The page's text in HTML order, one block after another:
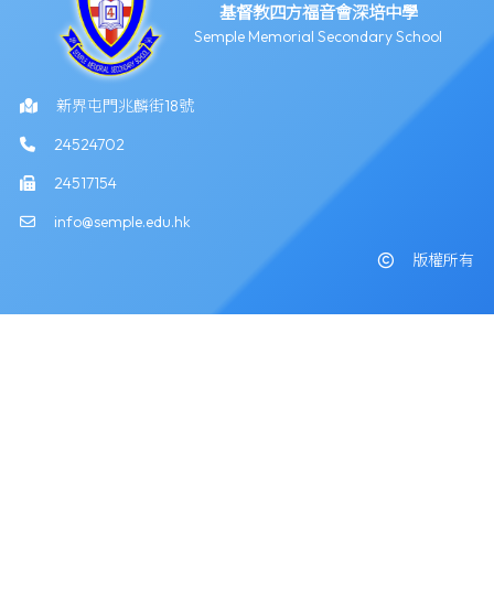
基督教四方福音會深培中學
Semple Memorial Secondary School
新界屯門兆麟街18號
24524702
24517154
info@semple.edu.hk
版權所有